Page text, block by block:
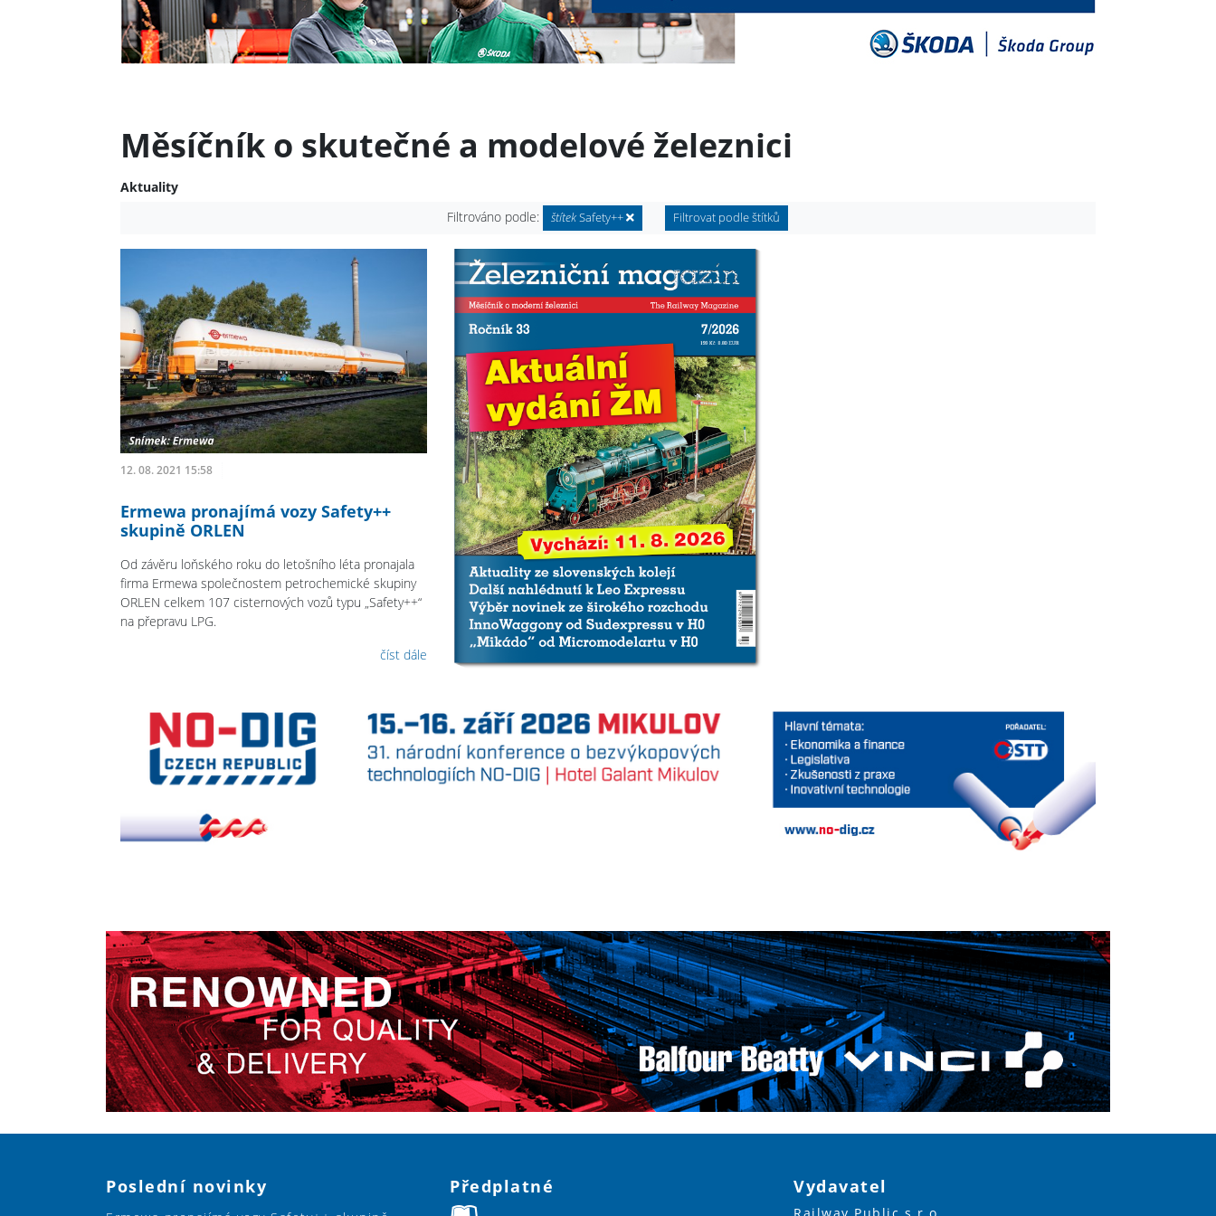
Měsíčník o skutečné a modelové železnici
Aktuality
Filtrováno podle:
štítekSafety++ Filtrovat podle štítků
12. 08. 2021 15:58
Ermewa pronajímá vozy Safety++
skupině ORLEN
Od závěru loňského roku do letošního léta pronajala
firma Ermewa společnostem petrochemické skupiny
ORLEN celkem 107 cisternových vozů typu „Safety++“
na přepravu LPG.
číst dále
Poslední novinky Předplatné Vydavatel